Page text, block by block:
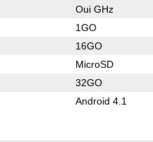
Oui GHz
1GO
16GO
MicroSD
32GO
Android 4.1